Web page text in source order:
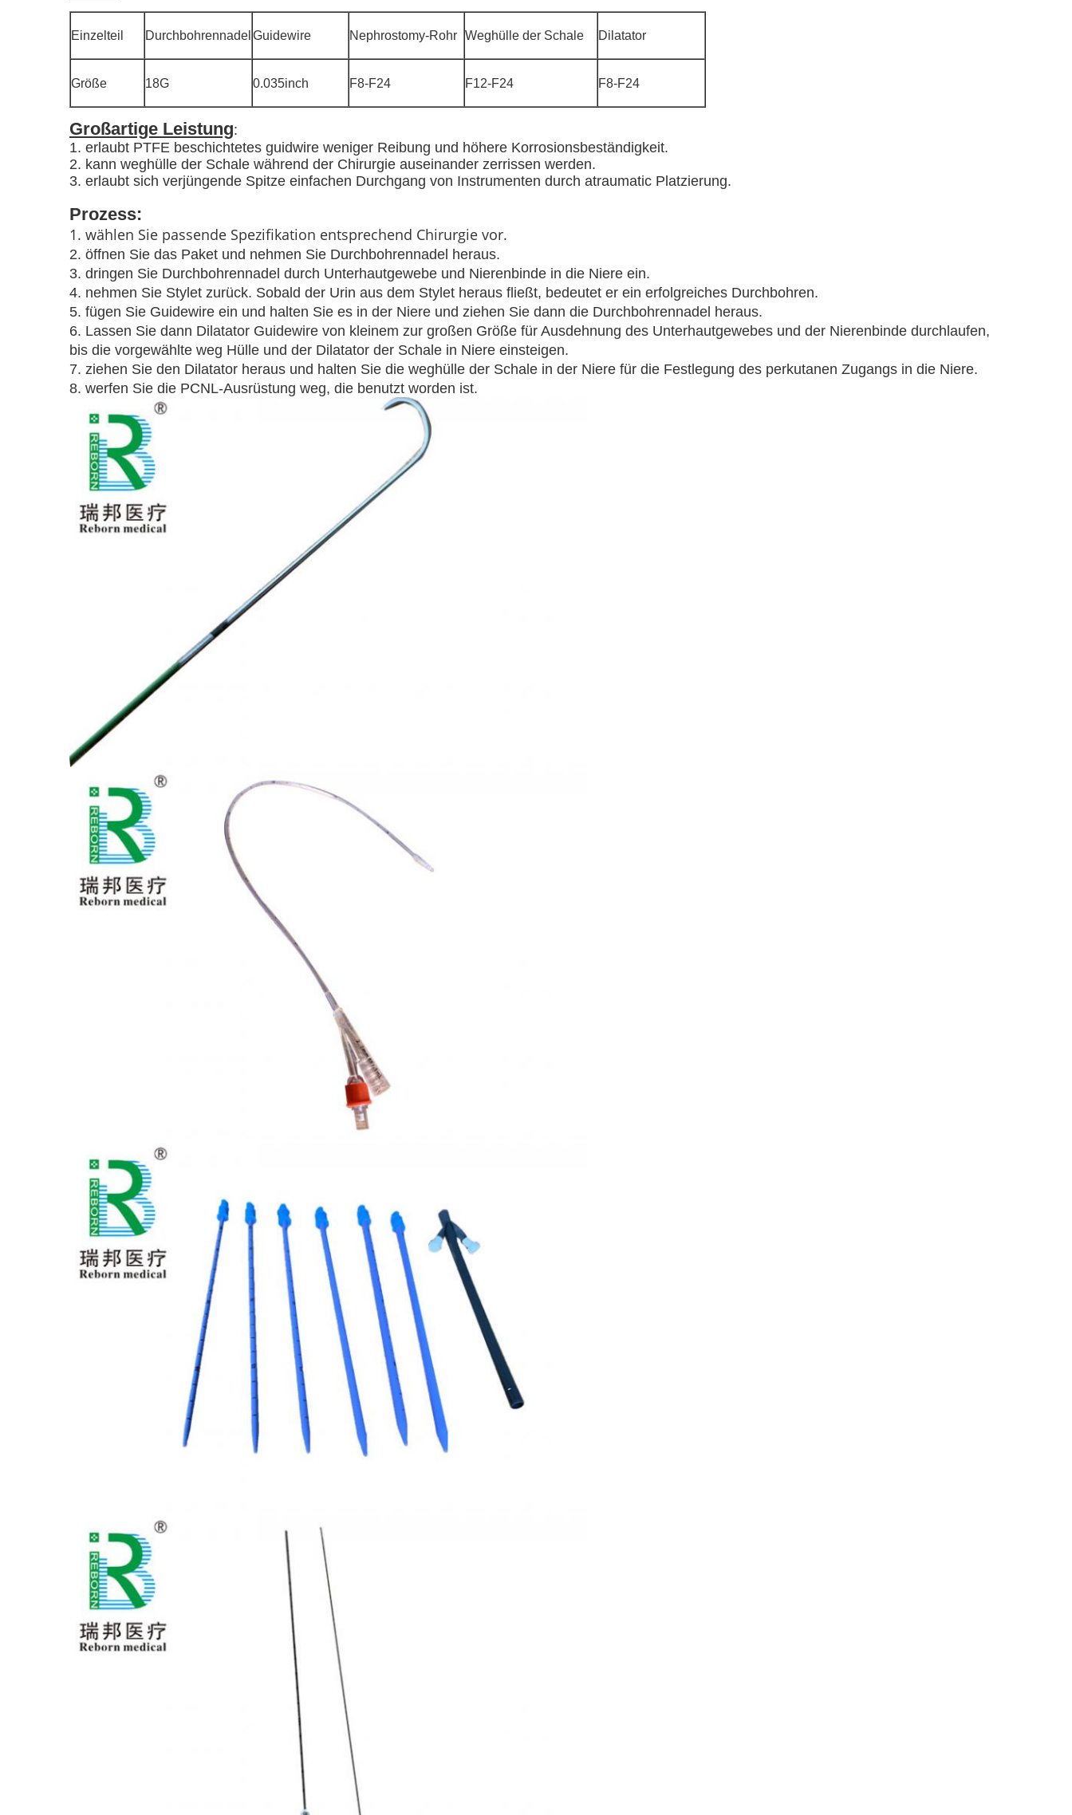
Einzelteil Durchbohrennadel Guidewire Nephrostomy-Rohr Weghülle der Schale Dilatator
Größe 18G 0.035inch F8-F24 F12-F24 F8-F24
Großartige Leistung:
1. erlaubt PTFE beschichtetes guidwire weniger Reibung und höhere Korrosionsbeständigkeit.
2. kann weghülle der Schale während der Chirurgie auseinander zerrissen werden.
3. erlaubt sich verjüngende Spitze einfachen Durchgang von Instrumenten durch atraumatic Platzierung.
Prozess:
1. wählen Sie passende Spezifikation entsprechend Chirurgie vor.
2. öffnen Sie das Paket und nehmen Sie Durchbohrennadel heraus.
3. dringen Sie Durchbohrennadel durch Unterhautgewebe und Nierenbinde in die Niere ein.
4. nehmen Sie Stylet zurück. Sobald der Urin aus dem Stylet heraus fließt, bedeutet er ein erfolgreiches Durchbohren.
5. fügen Sie Guidewire ein und halten Sie es in der Niere und ziehen Sie dann die Durchbohrennadel heraus.
6. Lassen Sie dann Dilatator Guidewire von kleinem zur großen Größe für Ausdehnung des Unterhautgewebes und der Nierenbinde durchlaufen,
bis die vorgewählte weg Hülle und der Dilatator der Schale in Niere einsteigen.
7. ziehen Sie den Dilatator heraus und halten Sie die weghülle der Schale in der Niere für die Festlegung des perkutanen Zugangs in die Niere.
8. werfen Sie die PCNL-Ausrüstung weg, die benutzt worden ist.